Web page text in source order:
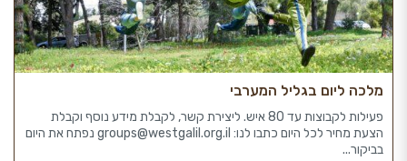
מלכה ליום בגליל המערבי
פעילות לקבוצות עד 80 איש. ליצירת קשר, לקבלת מידע נוסף וקבלת
הצעת מחיר לכל היום כתבו לנו: groups@westgalil.org.il נפתח את היום
בביקור...